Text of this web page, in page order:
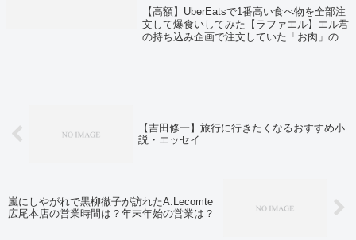
る？〜お肉編〜
【高額】UberEatsで1番高い食べ物を全部注
文して爆食いしてみた【ラファエル】エル君
の持ち込み企画で注文していた「お肉」の店
【吉田修一】旅行に行きたくなるおすすめ小
説・エッセイ
嵐にしやがれで黒柳徹子が訪れたA.Lecomte
広尾本店の営業時間は？年末年始の営業は？